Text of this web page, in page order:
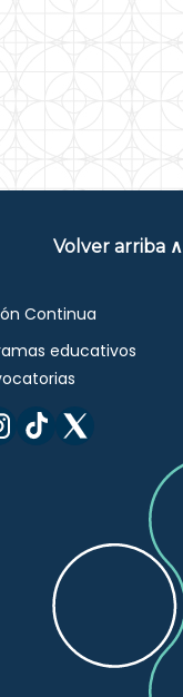
Volver arriba ∧
Continua
educativos